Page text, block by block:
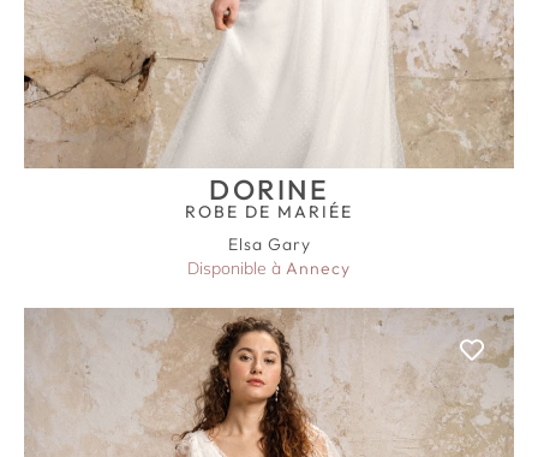
DORINE
ROBE DE MARIÉE
Elsa Gary
Disponible à Annecy